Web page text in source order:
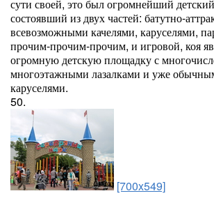
сути своей, это был огромнейший
состоявший из двух частей: батутно-
всевозможными качелями, каруселями,
прочим-прочим-прочим, и игровой, коя
огромную детскую площадку с
многоэтажными лазалками и уже
каруселями.
50.
[700x549]